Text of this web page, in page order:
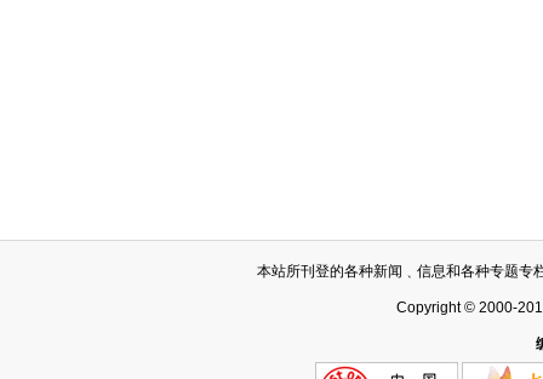
本站所刊登的各种新闻﹑信息和各种专题专
Copyright © 2000-